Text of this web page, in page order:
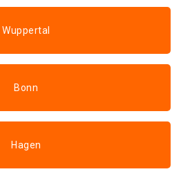
Wuppertal
Bonn
Hagen